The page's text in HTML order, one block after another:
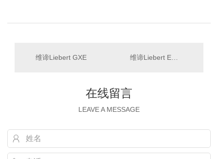
维谛Liebert GXE
在线留言
LEAVE A MESSAGE